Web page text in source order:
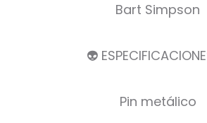
Bart Simpson
👽
Pin metálico